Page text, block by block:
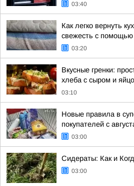
03:40
Как легко вернуть
свежесть с
03:20
Вкусные гренки:
хлеба с сыром и
03:10
Новые правила в
покупателей с
03:00
Сидераты: Как и
03:00